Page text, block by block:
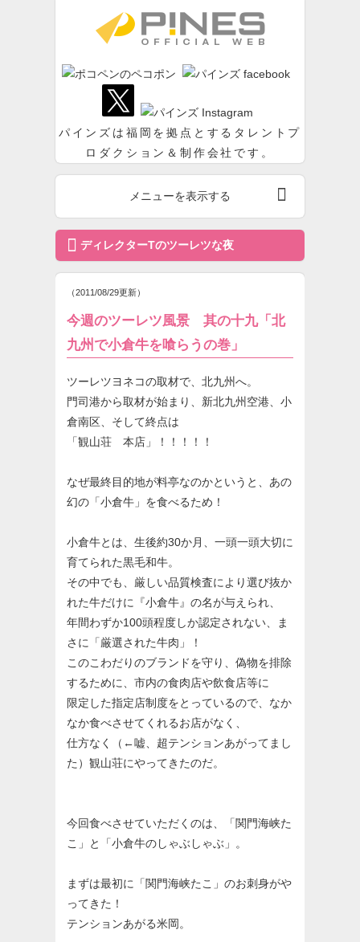
パインズは福岡を拠点とするタレントプ
ロダクション＆制作会社です。
メニューを表示する 
 ディレクターTのツーレツな夜
（2011/08/29更新）
今週のツーレツ風景 其の十九「北
九州で小倉牛を喰らうの巻」
ツーレツヨネコの取材で、北九州へ。
門司港から取材が始まり、新北九州空港、小
倉南区、そして終点は
「観山荘 本店」！！！！！
なぜ最終目的地が料亭なのかというと、あの
幻の「小倉牛」を食べるため！
小倉牛とは、生後約30か月、一頭一頭大切に
育てられた黒毛和牛。
その中でも、厳しい品質検査により選び抜か
れた牛だけに『小倉牛』の名が与えられ、
年間わずか100頭程度しか認定されない、ま
さに「厳選された牛肉」！
このこわだりのブランドを守り、偽物を排除
するために、市内の食肉店や飲食店等に
限定した指定店制度をとっているので、なか
なか食べさせてくれるお店がなく、
仕方なく（←嘘、超テンションあがってまし
た）観山荘にやってきたのだ。
今回食べさせていただくのは、「関門海峡た
こ」と「小倉牛のしゃぶしゃぶ」。
まずは最初に「関門海峡たこ」のお刺身がや
ってきた！
テンションあがる米岡。